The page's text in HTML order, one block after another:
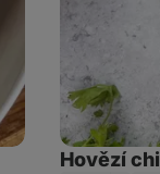
Hovězí